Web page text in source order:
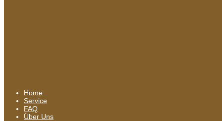
Home
Service
FAQ
Über Uns